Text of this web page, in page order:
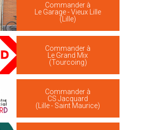
Commander à
Le Garage - Vieux Lille
(Lille)
Commander à
Le Grand Mix
(Tourcoing)
Commander à
CS Jacquard
(Lille - Saint Maurice)